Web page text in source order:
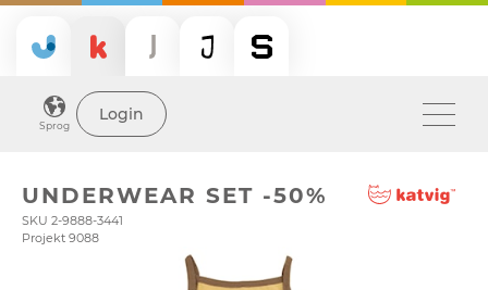
Sprog
Login
UNDERWEAR SET -50%
SKU 2-9888-3441
Projekt 9088